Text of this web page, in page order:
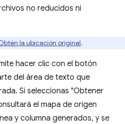
no reducidos ni
la ubicación original.
hacer clic con el botón
del área de texto que
Si seleccionas "Obtener
el mapa de origen
y columna generados, y se